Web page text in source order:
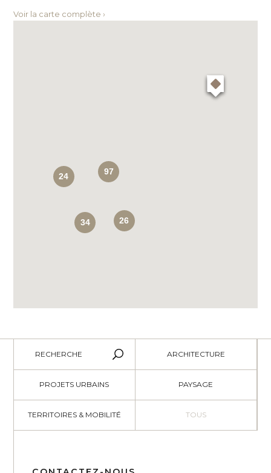
Voir la carte complète ›
34
97
24
26
RECHERCHE ARCHITECTURE
PROJETS URBAINS PAYSAGE
TERRITOIRES & MOBILITÉ TOUS